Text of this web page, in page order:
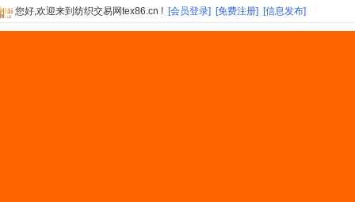
您好,欢迎来到纺织交易网tex86.cn ! [会员登录] [免费注册] [信息发布]